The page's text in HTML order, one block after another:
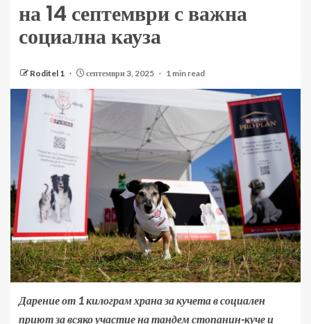
на 14 септември с важна
социална кауза
Roditel 1 септември 3, 2025 1 min read
Дарение от 1 килограм храна за кучета в социален
приют за всяко участие на тандем стопанин-куче и